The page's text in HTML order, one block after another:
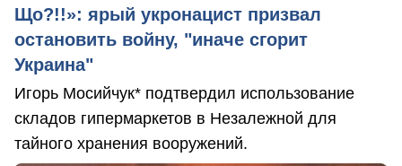
Що?!!»: ярый укронацист призвал
остановить войну, "иначе сгорит
Украина"
Игорь Мосийчук* подтвердил использование
складов гипермаркетов в Незалежной для
тайного хранения вооружений.